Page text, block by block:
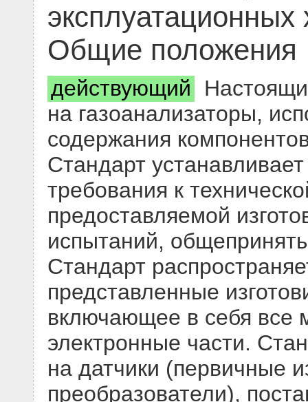
эксплуатационных
Общие положения
действующий
на газоанализаторы,
содержания
Стандарт
требования к
предоставляемой
испытаний,
Стандарт
представленные
включающее в себя все
электронные части.
на датчики (первичные
преобразователи),